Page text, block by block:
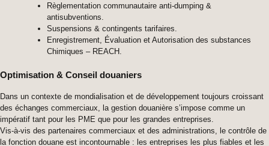
Règlementation communautaire anti-dumping &
antisubventions.
Suspensions & contingents tarifaires.
Enregistrement, Évaluation et Autorisation des substances
Chimiques – REACH.
Optimisation & Conseil douaniers
Dans un contexte de mondialisation et de développement toujours croissant
des échanges commerciaux, la gestion douanière s’impose comme un
impératif tant pour les PME que pour les grandes entreprises.
Vis-à-vis des partenaires commerciaux et des administrations, le contrôle de
la fonction douane est incontournable : les entreprises les plus fiables et les